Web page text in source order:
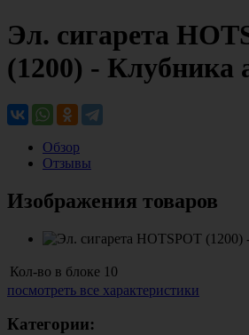
Эл. сигарета
(1200) - Клубника
Обзор
Отзывы
Изображения товаров
Кол-во в блоке 10
посмотреть все характеристики
Категории: